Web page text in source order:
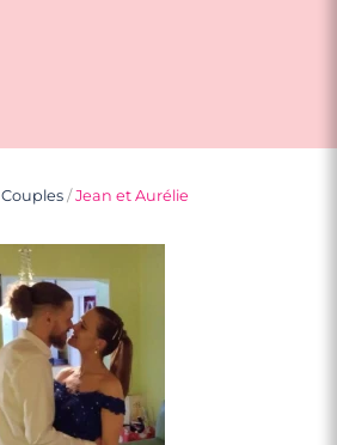
Couples /Jean et Aurélie